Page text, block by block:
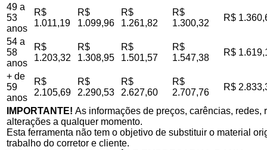
49 a
53
anos
R$
1.011,19
R$
1.099,96
R$
1.261,82
R$
1.300,32
R$
54 a
58
anos
R$
1.203,32
R$
1.308,95
R$
1.501,57
R$
1.547,38
R$
+ de
59
anos
R$
2.105,69
R$
2.290,53
R$
2.627,60
R$
2.707,76
R$
IMPORTANTE! As informações de preços, carências,
alterações a qualquer momento.
Esta ferramenta não tem o objetivo de substituir o material
trabalho do corretor e cliente.